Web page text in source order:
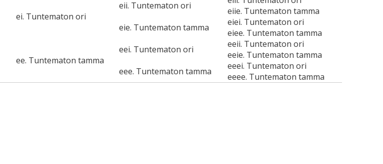
ei. Tuntematon ori
eii. Tuntematon ori
eiie. Tuntematon tamma
eie. Tuntematon tamma
eiei. Tuntematon ori
eiee. Tuntematon tamma
ee. Tuntematon tamma
eei. Tuntematon ori
eeii. Tuntematon ori
eeie. Tuntematon tamma
eee. Tuntematon tamma
eeei. Tuntematon ori
eeee. Tuntematon tamma